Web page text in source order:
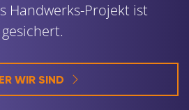
Handwerks-Projekt ist
gesichert.
WIR SIND